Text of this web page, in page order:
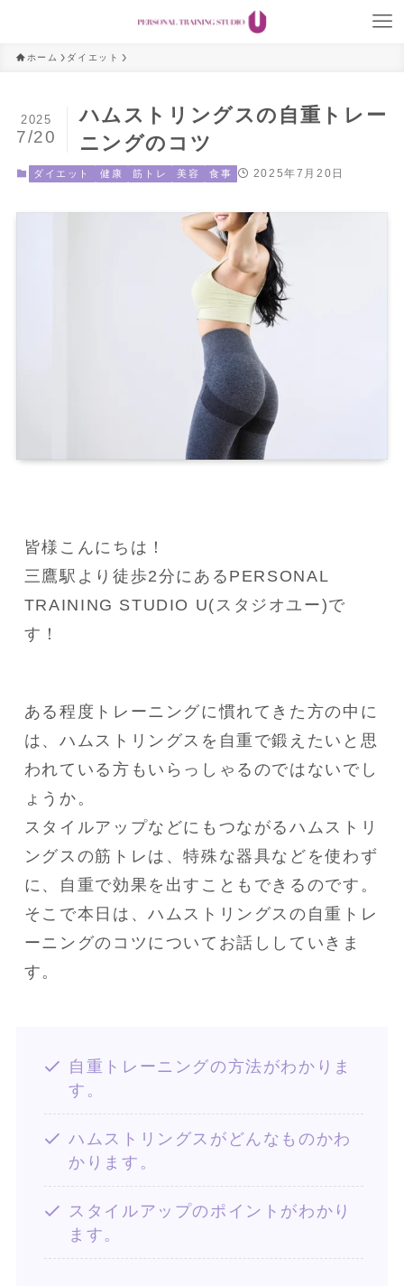
ホーム ダイエット
ハムストリングスの自重トレー
ニングのコツ
2025
7/20
ダイエット 健康 筋トレ 美容 食事 2025年7月20日
皆様こんにちは！
三鷹駅より徒歩2分にあるPERSONAL
TRAINING STUDIO U(スタジオユー)で
す！
ある程度トレーニングに慣れてきた方の中に
は、ハムストリングスを自重で鍛えたいと思
われている方もいらっしゃるのではないでし
ょうか。
スタイルアップなどにもつながるハムストリ
ングスの筋トレは、特殊な器具などを使わず
に、自重で効果を出すこともできるのです。
そこで本日は、ハムストリングスの自重トレ
ーニングのコツについてお話ししていきま
す。
自重トレーニングの方法がわかりま
す。
ハムストリングスがどんなものかわ
かります。
スタイルアップのポイントがわかり
ます。